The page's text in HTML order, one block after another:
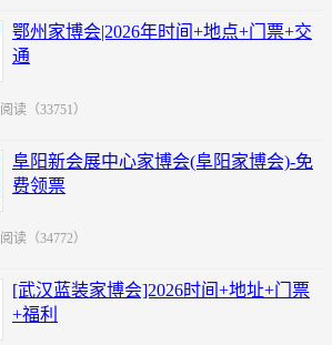
鄂州家博会|2026年时间+地点+门票+交
通
阅读（33751）
阜阳新会展中心家博会(阜阳家博会)-免
费领票
阅读（34772）
[武汉蓝装家博会]2026时间+地址+门票
+福利